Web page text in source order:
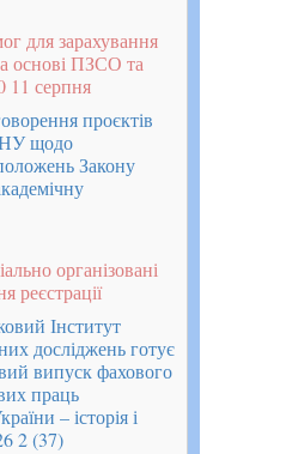
для зарахування
основі ПЗСО та
11 серпня
проєктів
щодо
Закону
організовані
реєстрації
Інститут
досліджень готує
випуск фахового
праць
– історія і
2 (37)